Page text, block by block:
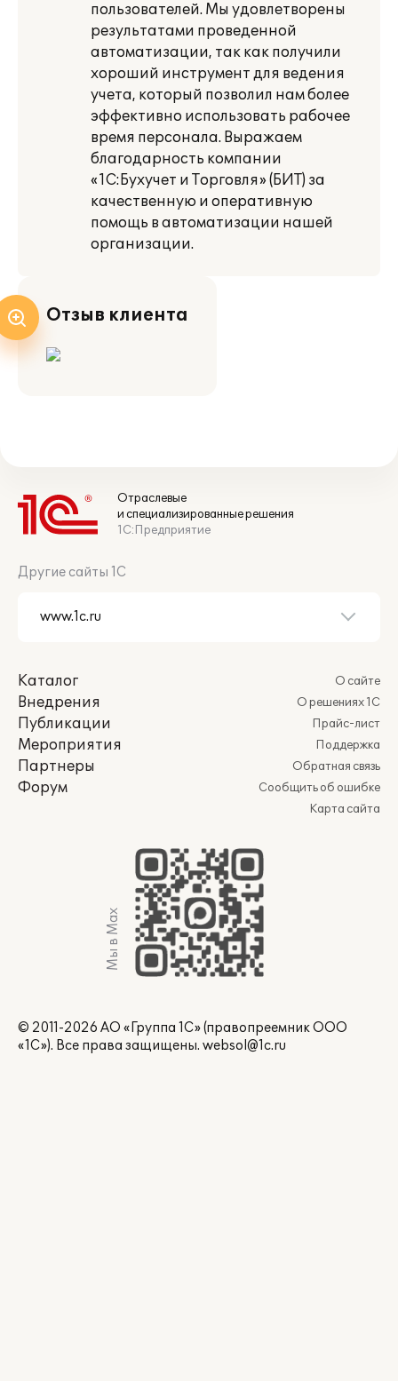
пользователей. Мы удовлетворены
результатами проведенной
автоматизации, так как получили
хороший инструмент для ведения
учета, который позволил нам более
эффективно использовать рабочее
время персонала. Выражаем
благодарность компании
«1С:Бухучет и Торговля» (БИТ) за
качественную и оперативную
помощь в автоматизации нашей
организации.
Отзыв клиента
Отраслевые
и специализированные решения
1С:Предприятие
Другие сайты 1С
Каталог
Внедрения
Публикации
Мероприятия
Партнеры
Форум
О сайте
О решениях 1С
Прайс-лист
Поддержка
Обратная связь
Сообщить об ошибке
Карта сайта
Мы в Max
© 2011-2026 АО «Группа 1С» (правопреемник ООО
«1С»). Все права защищены. websol@1c.ru